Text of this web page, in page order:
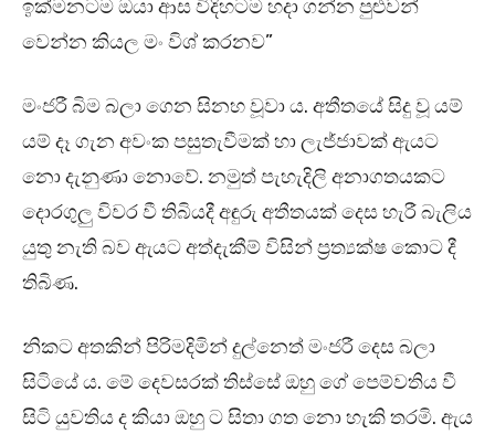
ඉක්මනටම ඔයා ආස විදිහටම හදා ගන්න පුළුවන්
වෙන්න කියල මං විශ් කරනව”
මංජරී බිම බලා ගෙන සිනහ වූවා ය. අතීතයේ සිදු වූ යම්
යම් දෑ ගැන අවංක පසුතැවීමක් හා ලැජ්ජාවක් ඇයට
නො දැනුණා නොවේ. නමුත් පැහැදිලි අනාගතයකට
දොරගුලු විවර වී තිබියදී අඳුරු අතීතයක් දෙස හැරී බැලිය
යුතු නැති බව ඇයට අත්දැකීම් විසින් ප්‍රත්‍යක්ෂ කොට දී
තිබිණ.
නිකට අතකින් පිරිමදිමින් දුල්නෙත් මංජරී දෙස බලා
සිටියේ ය. මේ දෙවසරක් තිස්සේ ඔහු ගේ පෙම්වතිය වී
සිටි යුවතිය ද කියා ඔහු ට සිතා ගත නො හැකි තරමි. ඇය